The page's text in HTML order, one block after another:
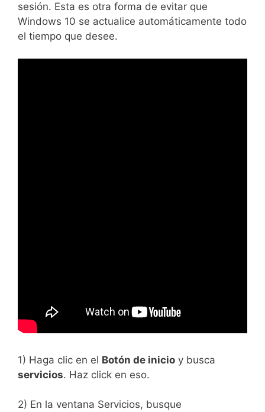
sesión. Esta es otra forma de evitar que
Windows 10 se actualice automáticamente todo
el tiempo que desee.
1) Haga clic en el Botón de inicio y busca
servicios. Haz click en eso.
2) En la ventana Servicios, busque